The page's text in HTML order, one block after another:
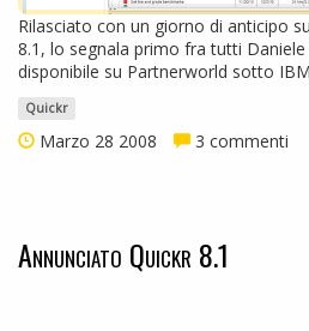
Rilasciato con un giorno di anticipo
8.1, lo segnala primo fra tutti Daniele
disponibile su Partnerworld sotto
Quickr
Marzo 28 2008 3 commenti
Annunciato Quickr 8.1